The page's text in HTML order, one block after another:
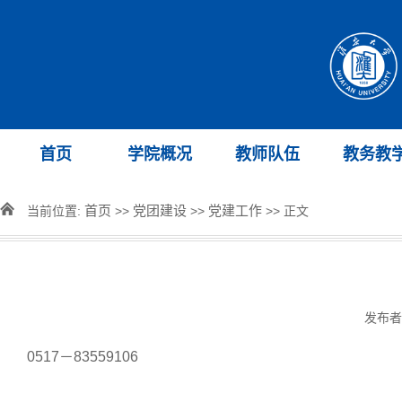
首页 学院概况 教师队伍 教务教
当前位置: 首页 >> 党团建设 >> 党建工作 >> 正文
发布
0517－83559106